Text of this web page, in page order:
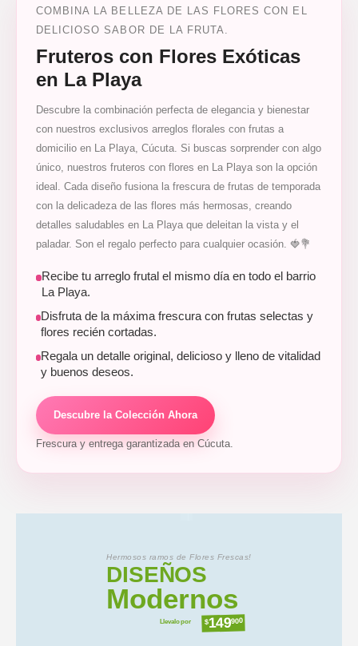
COMBINA LA BELLEZA DE LAS FLORES CON EL
DELICIOSO SABOR DE LA FRUTA.
Fruteros con Flores Exóticas
en La Playa
Descubre la combinación perfecta de elegancia y bienestar
con nuestros exclusivos arreglos florales con frutas a
domicilio en La Playa, Cúcuta. Si buscas sorprender con algo
único, nuestros fruteros con flores en La Playa son la opción
ideal. Cada diseño fusiona la frescura de frutas de temporada
con la delicadeza de las flores más hermosas, creando
detalles saludables en La Playa que deleitan la vista y el
paladar. Son el regalo perfecto para cualquier ocasión. 🍓💐
Recibe tu arreglo frutal el mismo día en todo el barrio
La Playa.
Disfruta de la máxima frescura con frutas selectas y
flores recién cortadas.
Regala un detalle original, delicioso y lleno de vitalidad
y buenos deseos.
Descubre la Colección Ahora
Frescura y entrega garantizada en Cúcuta.
Hermosos ramos de Flores Frescas!
DISEÑOS
Modernos
Llevalo por $149900